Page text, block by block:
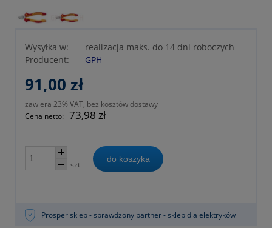
Wysyłka w:
realizacja maks. do 14 dni roboczych
Producent:
GPH
91,00 zł
zawiera 23% VAT, bez kosztów dostawy
Cena netto: 73,98 zł
szt
do koszyka
Prosper sklep - sprawdzony partner - sklep dla elektryków